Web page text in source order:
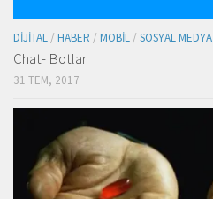
DIJITAL / HABER / MOBIL / SOSYAL MEDYA
Chat- Botlar
31 TEM, 2017